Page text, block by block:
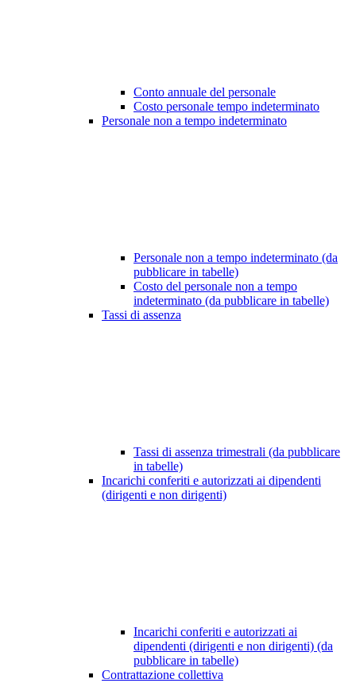
Conto annuale del personale
Costo personale tempo indeterminato
Personale non a tempo indeterminato
Personale non a tempo indeterminato (da
pubblicare in tabelle)
Costo del personale non a tempo
indeterminato (da pubblicare in tabelle)
Tassi di assenza
Tassi di assenza trimestrali (da pubblicare
in tabelle)
Incarichi conferiti e autorizzati ai dipendenti
(dirigenti e non dirigenti)
Incarichi conferiti e autorizzati ai
dipendenti (dirigenti e non dirigenti) (da
pubblicare in tabelle)
Contrattazione collettiva